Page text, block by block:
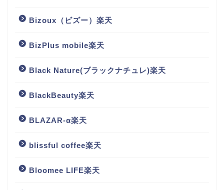
Bizoux（ビズー）楽天
BizPlus mobile楽天
Black Nature(ブラックナチュレ)楽天
BlackBeauty楽天
BLAZAR-α楽天
blissful coffee楽天
Bloomee LIFE楽天